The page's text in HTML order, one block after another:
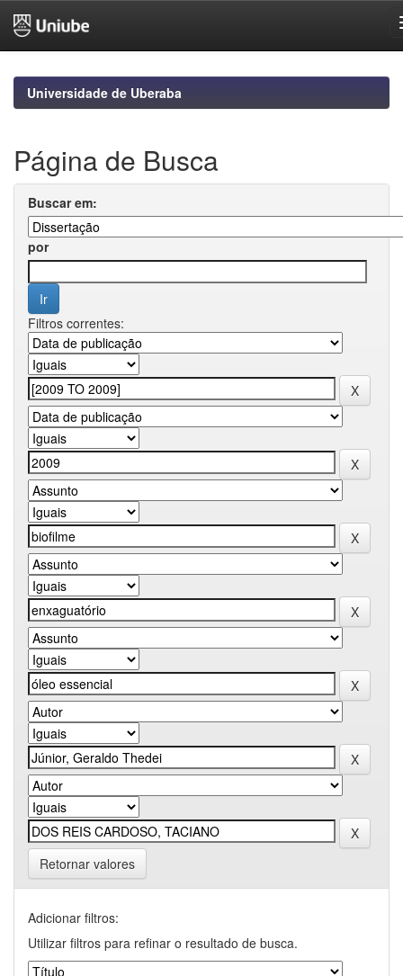
navigationUniversidade de Uberaba
Página de Busca
Buscar em:
por
Filtros correntes:
Retornar valores
Adicionar filtros:
Utilizar filtros para refinar o resultado de busca.